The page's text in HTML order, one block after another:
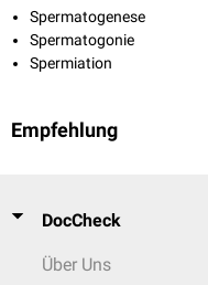
Spermatogenese
Spermatogonie
Spermiation
Empfehlung
DocCheck
Über Uns